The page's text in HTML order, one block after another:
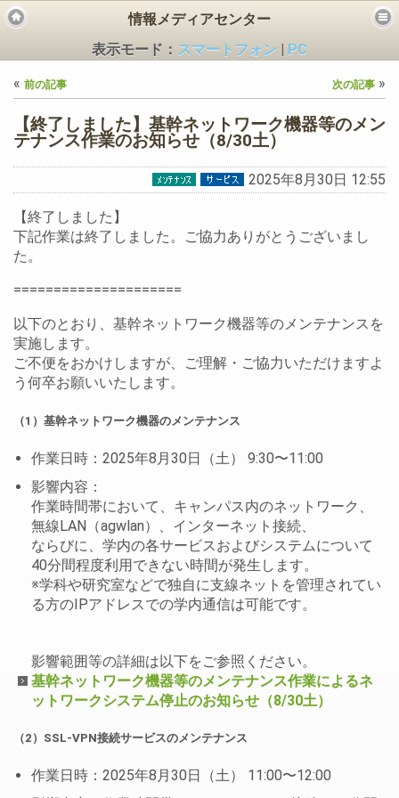
情報メディアセンター
表示モード： スマートフォン
PC
« 前の記事 次の記事 »
【終了しました】基幹ネットワーク機器等のメン
テナンス作業のお知らせ（8/30土）
2025年8月30日 12:55
【終了しました】
下記作業は終了しました。ご協力ありがとうございまし
た。
=====================
以下のとおり、基幹ネットワーク機器等のメンテナンスを
実施します。
ご不便をおかけしますが、ご理解・ご協力いただけますよ
う何卒お願いいたします。
（1）基幹ネットワーク機器のメンテナンス
作業日時：2025年8月30日（土） 9:30〜11:00
影響内容：
作業時間帯において、キャンパス内のネットワーク、
無線LAN（agwlan）、インターネット接続、
ならびに、学内の各サービスおよびシステムについて
40分間程度利用できない時間が発生します。
※学科や研究室などで独自に支線ネットを管理されてい
る方のIPアドレスでの学内通信は可能です。
影響範囲等の詳細は以下をご参照ください。
基幹ネットワーク機器等のメンテナンス作業によるネ
ットワークシステム停止のお知らせ（8/30土）
（2）SSL-VPN接続サービスのメンテナンス
作業日時：2025年8月30日（土） 11:00〜12:00